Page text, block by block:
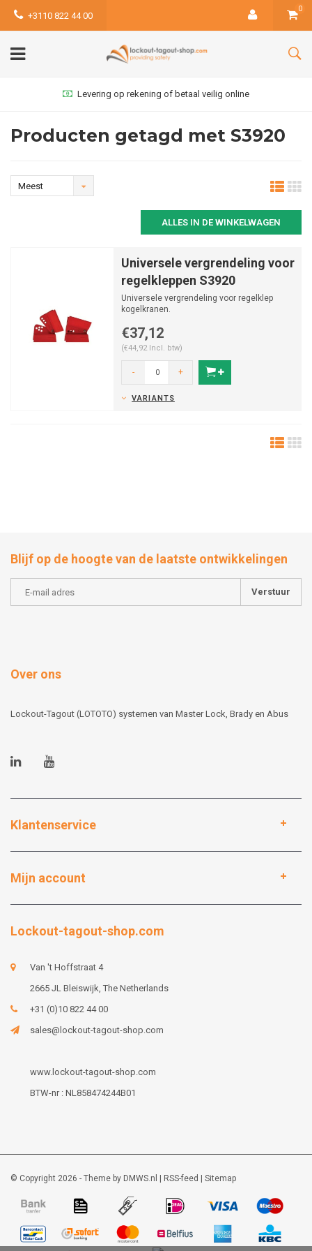
+3110 822 44 00
0
Levering op rekening of betaal veilig online
Producten getagd met S3920
Meest
ALLES IN DE WINKELWAGEN
Universele vergrendeling voor
regelkleppen S3920
Universele vergrendeling voor regelklep
kogelkranen.
€37,12
(€44,92 Incl. btw)
- +
VARIANTS
Blijf op de hoogte van de laatste ontwikkelingen
Verstuur
Over ons
Lockout-Tagout (LOTOTO) systemen van Master Lock, Brady en Abus
Klantenservice
Mijn account
Lockout-tagout-shop.com
Van 't Hoffstraat 4
2665 JL Bleiswijk, The Netherlands
+31 (0)10 822 44 00
sales@lockout-tagout-shop.com
www.lockout-tagout-shop.com
BTW-nr : NL858474244B01
© Copyright 2026 - Theme by DMWS.nl RSS-feed Sitemap